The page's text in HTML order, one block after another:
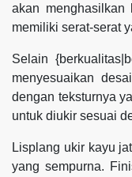
akan menghasilkan
memiliki serat-serat
Selain
menyesuaikan
dengan teksturnya
untuk diukir sesuai
Lisplang ukir kayu
yang sempurna.